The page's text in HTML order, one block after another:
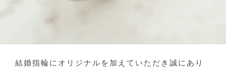
結婚指輪にオリジナルを加えていただき誠にあり